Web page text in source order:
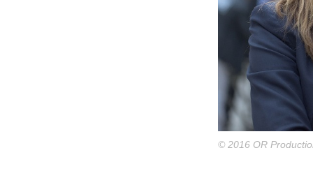
© 2016 OR